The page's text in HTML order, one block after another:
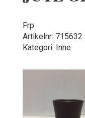
Frp:
Artikelnr: 715632
Kategori: Inne